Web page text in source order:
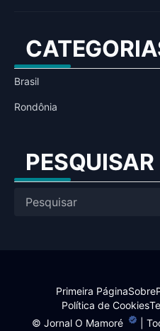
Brasil
Rondônia
PESQUISAR
© Jornal O Mamoré |
Primeira PáginaSobre
Política de Cookies